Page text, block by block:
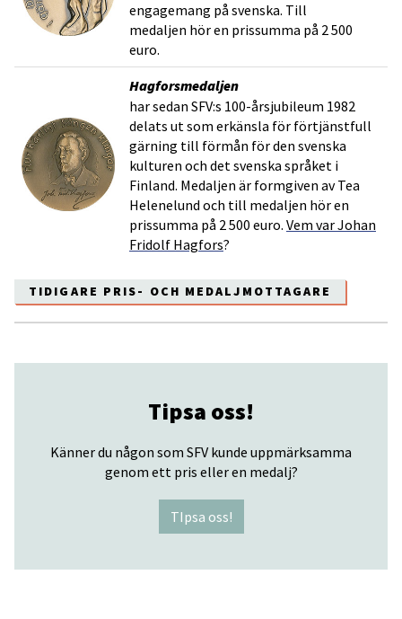
engagemang på svenska. Till
medaljen hör en prissumma på 2 500
euro.
Hagforsmedaljen
har sedan SFV:s 100-årsjubileum 1982
delats ut som erkänsla för förtjänstfull
gärning till förmån för den svenska
kulturen och det svenska språket i
Finland. Medaljen är formgiven av Tea
Helenelund och till medaljen hör en
prissumma på 2 500 euro. Vem var Johan
Fridolf Hagfors?
TIDIGARE PRIS- OCH MEDALJMOTTAGARE
Tipsa oss!
Känner du någon som SFV kunde uppmärksamma
genom ett pris eller en medalj?
TIpsa oss!